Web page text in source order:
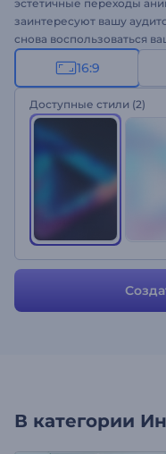
эстетичные переходы
заинтересуют вашу
снова воспользоваться
подходит для оформления
к презентациям,
Создайте свое видео
16:9
Доступные стили (2)
В категории